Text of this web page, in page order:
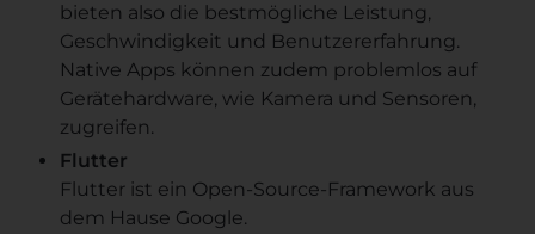
bieten also die bestmögliche Leistung,
Geschwindigkeit und Benutzererfahrung.
Native Apps können zudem problemlos auf
Gerätehardware, wie Kamera und Sensoren,
zugreifen.
Flutter
Flutter ist ein Open-Source-Framework aus
dem Hause Google.